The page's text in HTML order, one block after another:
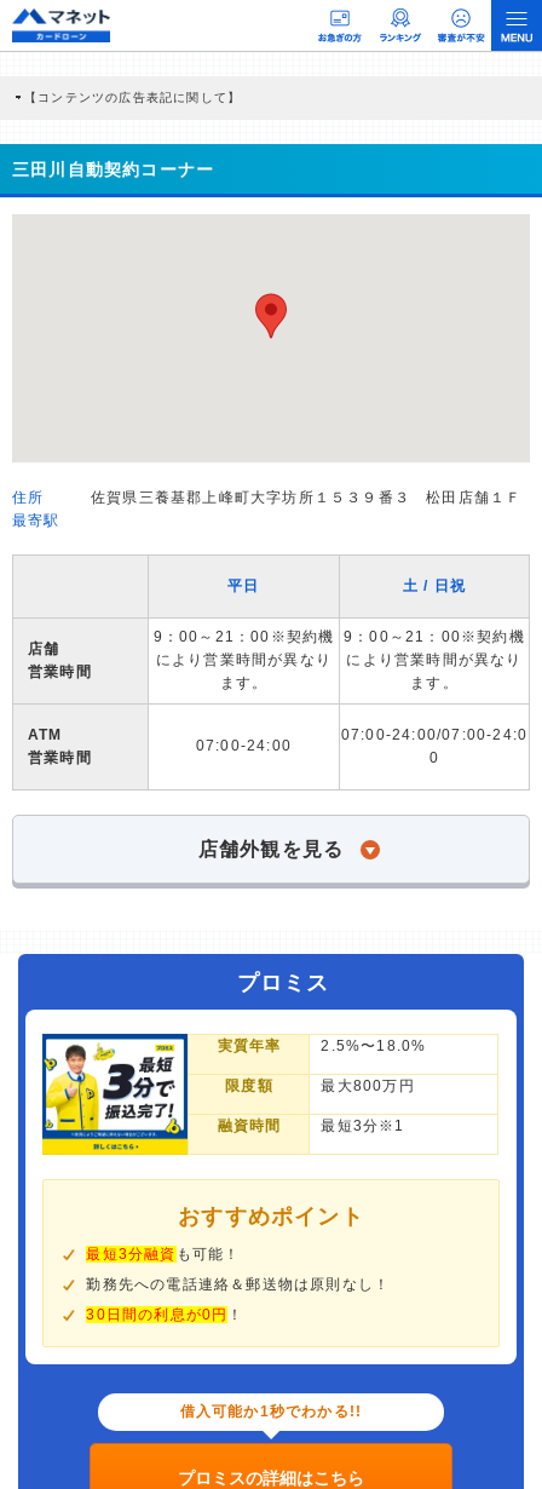
【コンテンツの広告表記に関して】
商品を根拠なくPRするものではなく、当編集部の調査／ユーザーへの口コミ収集な
どに基づき、公平性を担保した情報提供を行っています。
>提携企業一覧
三田川自動契約コーナー
住所
佐賀県三養基郡上峰町大字坊所１５３９番３ 松田店舗１Ｆ
最寄駅
平日 土 / 日祝
店舗
営業時間
9：00～21：00※契約機
により営業時間が異なり
ます。
9：00～21：00※契約機
により営業時間が異なり
ます。
ATM
営業時間
07:00-24:00
07:00-24:00/07:00-24:0
0
店舗外観を見る
プロミス
実質年率 2.5%〜18.0%
限度額 最大800万円
融資時間 最短3分※1
おすすめポイント
最短3分融資 も可能！
勤務先への電話連絡＆郵送物は原則なし！
30日間の利息が0円 ！
借入可能か1秒でわかる!!
プロミスの詳細はこちら